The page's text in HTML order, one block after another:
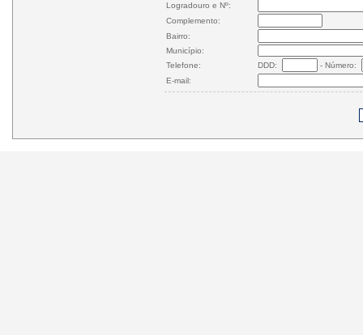
Logradouro e Nº:
Complemento:
Bairro:
Município:
Telefone:
DDD:
- Número:
E-mail: